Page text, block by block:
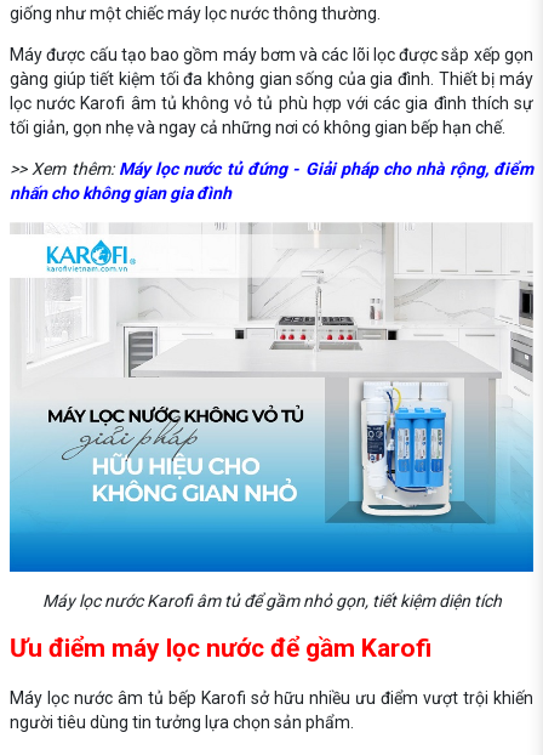
giống như một chiếc máy lọc nước thông thường.
Máy được cấu tạo bao gồm máy bơm và các lõi lọc được sắp xếp gọn
gàng giúp tiết kiệm tối đa không gian sống của gia đình. Thiết bị máy
lọc nước Karofi âm tủ không vỏ tủ phù hợp với các gia đình thích sự
tối giản, gọn nhẹ và ngay cả những nơi có không gian bếp hạn chế.
>> Xem thêm: Máy lọc nước tủ đứng - Giải pháp cho nhà rộng, điểm
nhấn cho không gian gia đình
Máy lọc nước Karofi âm tủ để gầm nhỏ gọn, tiết kiệm diện tích
Ưu điểm máy lọc nước để gầm Karofi
Máy lọc nước âm tủ bếp Karofi sở hữu nhiều ưu điểm vượt trội khiến
người tiêu dùng tin tưởng lựa chọn sản phẩm.